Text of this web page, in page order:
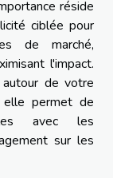
réside
ciblée pour
de marché,
l'impact.
de votre
elle permet de
avec les
sur les